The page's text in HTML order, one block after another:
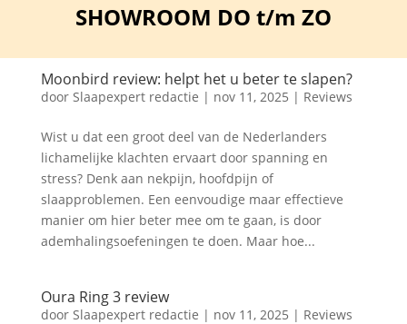
SHOWROOM DO t/m ZO
Moonbird review: helpt het u beter te slapen?
door Slaapexpert redactie | nov 11, 2025 | Reviews
Wist u dat een groot deel van de Nederlanders
lichamelijke klachten ervaart door spanning en
stress? Denk aan nekpijn, hoofdpijn of
slaapproblemen. Een eenvoudige maar effectieve
manier om hier beter mee om te gaan, is door
ademhalingsoefeningen te doen. Maar hoe...
Oura Ring 3 review
door Slaapexpert redactie | nov 11, 2025 | Reviews